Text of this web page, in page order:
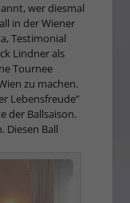
wer diesmal
in der Wiener
Testimonial
Lindner als
Tournee
zu machen.
Lebensfreude”
der Ballsaison.
Diesen Ball